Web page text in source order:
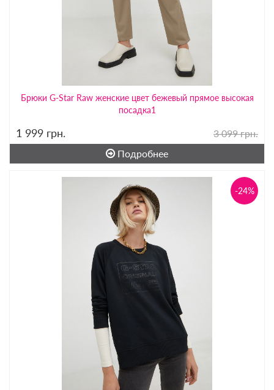
Брюки G-Star Raw женские цвет бежевый прямое высокая
посадка1
1 999 грн.
3 099 грн.
Подробнее
-24%